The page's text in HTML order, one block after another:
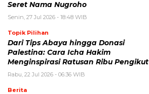
Seret Nama Nugroho
Senin, 27 Jul 2026 - 18:48 WIB
Topik Pilihan
Dari Tips Abaya hingga Donasi
Palestina: Cara Icha Hakim
Menginspirasi Ratusan Ribu Pengikut
Rabu, 22 Jul 2026 - 06:36 WIB
Berita